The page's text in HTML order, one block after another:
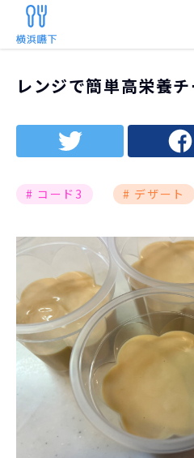
事務局からの
HOME
レンジで簡単高栄養
# コード3 # デザート